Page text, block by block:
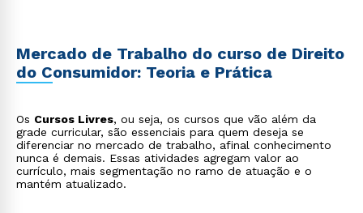
Mercado de Trabalho do curso de Direito
do Consumidor: Teoria e Prática
Os Cursos Livres, ou seja, os cursos que vão além da
grade curricular, são essenciais para quem deseja se
diferenciar no mercado de trabalho, afinal conhecimento
nunca é demais. Essas atividades agregam valor ao
currículo, mais segmentação no ramo de atuação e o
mantém atualizado.